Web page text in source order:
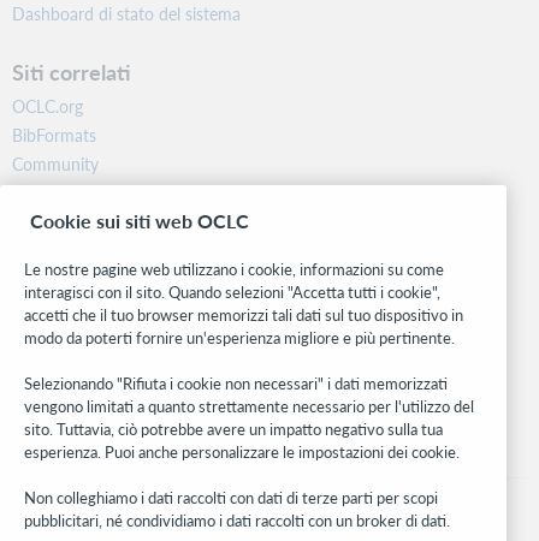
Dashboard di stato del sistema
Siti correlati
OCLC.org
BibFormats
Community
Ricerca
WebJunction
Stay in the know.
Ricevi gli ultimi aggiornamenti di prodotti, ricerche, eventi e molto
altro direttamente nella tua casella di posta.
Subscribe now
Cookie sui siti web OCLC
Le nostre pagine web utilizzano i cookie, informazioni su come
interagisci con il sito. Quando selezioni "Accetta tutti i cookie",
accetti che il tuo browser memorizzi tali dati sul tuo dispositivo in
modo da poterti fornire un'esperienza migliore e più pertinente.
Selezionando "Rifiuta i cookie non necessari" i dati memorizzati
vengono limitati a quanto strettamente necessario per l'utilizzo del
sito. Tuttavia, ciò potrebbe avere un impatto negativo sulla tua
esperienza. Puoi anche personalizzare le impostazioni dei cookie.
Non colleghiamo i dati raccolti con dati di terze parti per scopi
pubblicitari, né condividiamo i dati raccolti con un broker di dati.